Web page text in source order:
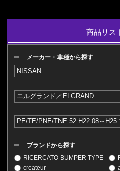
商品リス
メーカー・車種から探す
ブランドから探す
RICERCATO BUMPER TYPE
createur